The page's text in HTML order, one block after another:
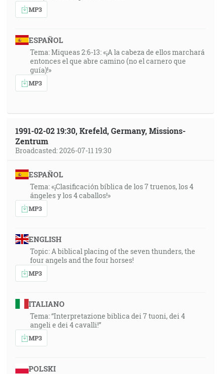
MP3
ESPAÑOL
Tema: Miqueas 2:6-13: «¡A la cabeza de ellos marchará
entonces el que abre camino (no el carnero que
guía)!»
MP3
1991-02-02 19:30, Krefeld, Germany, Missions-
Zentrum
Broadcasted: 2026-07-11 19:30
ESPAÑOL
Tema: «¡Clasificación bíblica de los 7 truenos, los 4
ángeles y los 4 caballos!»
MP3
ENGLISH
Topic: A biblical placing of the seven thunders, the
four angels and the four horses!
MP3
ITALIANO
Tema: “Interpretazione biblica dei 7 tuoni, dei 4
angeli e dei 4 cavalli!”
MP3
POLSKI